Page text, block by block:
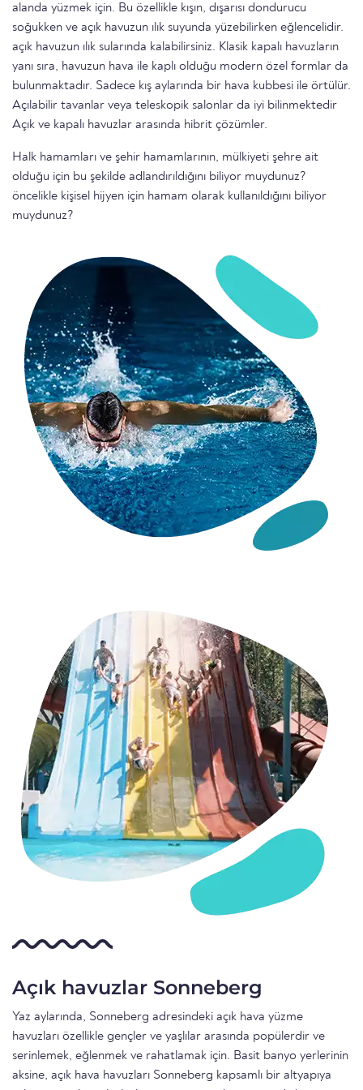
alanda yüzmek için. Bu özellikle kışın, dışarısı dondurucu
soğukken ve açık havuzun ılık suyunda yüzebilirken eğlencelidir.
açık havuzun ılık sularında kalabilirsiniz. Klasik kapalı havuzların
yanı sıra, havuzun hava ile kaplı olduğu modern özel formlar da
bulunmaktadır. Sadece kış aylarında bir hava kubbesi ile örtülür.
Açılabilir tavanlar veya teleskopik salonlar da iyi bilinmektedir
Açık ve kapalı havuzlar arasında hibrit çözümler.
Halk hamamları ve şehir hamamlarının, mülkiyeti şehre ait
olduğu için bu şekilde adlandırıldığını biliyor muydunuz?
öncelikle kişisel hijyen için hamam olarak kullanıldığını biliyor
muydunuz?
Açık havuzlar Sonneberg
Yaz aylarında, Sonneberg adresindeki açık hava yüzme
havuzları özellikle gençler ve yaşlılar arasında popülerdir ve
serinlemek, eğlenmek ve rahatlamak için. Basit banyo yerlerinin
aksine, açık hava havuzları Sonneberg kapsamlı bir altyapıya